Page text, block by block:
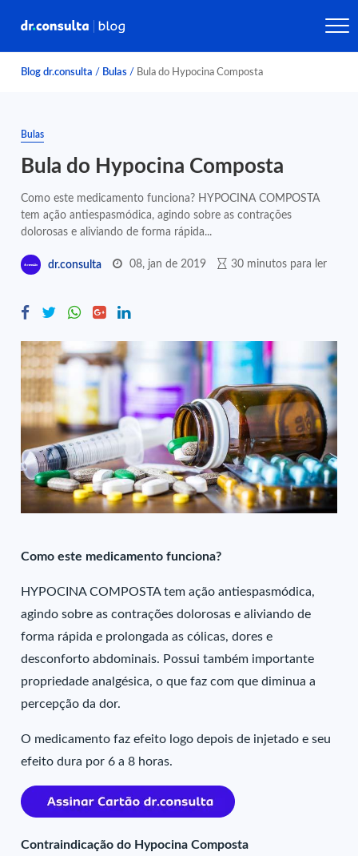
Blog dr.consulta / Bulas / Bula do Hypocina Composta
Bulas
Bula do Hypocina Composta
Como este medicamento funciona? HYPOCINA COMPOSTA
tem ação antiespasmódica, agindo sobre as contrações
dolorosas e aliviando de forma rápida...
dr.consulta 08, jan de 2019 30 minutos para ler
Como este medicamento funciona?
HYPOCINA COMPOSTA tem ação antiespasmódica,
agindo sobre as contrações dolorosas e aliviando de
forma rápida e prolongada as cólicas, dores e
desconforto abdominais. Possui também importante
propriedade analgésica, o que faz com que diminua a
percepção da dor.
O medicamento faz efeito logo depois de injetado e seu
efeito dura por 6 a 8 horas.
Contraindicação do Hypocina Composta